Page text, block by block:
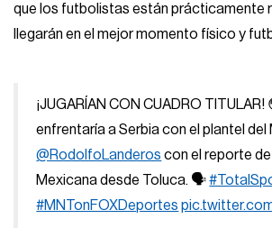
que los futbolistas están prácticamente
llegarán en el mejor momento físico y
¡JUGARÍAN CON CUADRO
enfrentaría a Serbia con el plantel del
@RodolfoLanderos con el reporte
Mexicana desde Toluca. 🗣️
#MNTonFOXDeportes